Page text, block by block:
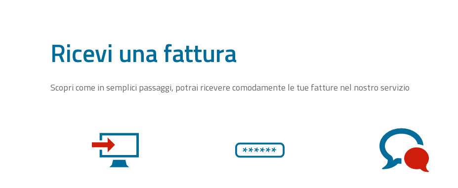
Ricevi una fattura
Scopri come in semplici passaggi, potrai ricevere comodamente le tue fatture nel nostro servizio